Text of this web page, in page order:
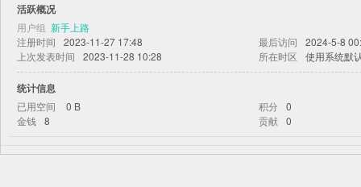
活跃概况
用户组 新手上路
注册时间
2023-11-27 17:48 最后访问
2024-5-8
上次发表时间
2023-11-28 10:28 所在时区 使用系统默
统计信息
已用空间 0 B 积分
0
金钱
8 贡献 0